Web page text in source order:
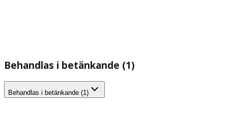
Behandlas i betänkande (1)
Behandlas i betänkande (1)